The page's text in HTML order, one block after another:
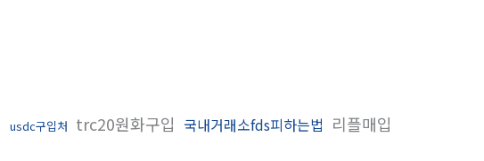
usdc구입처 trc20원화구입 국내거래소fds피하는법 리플매입